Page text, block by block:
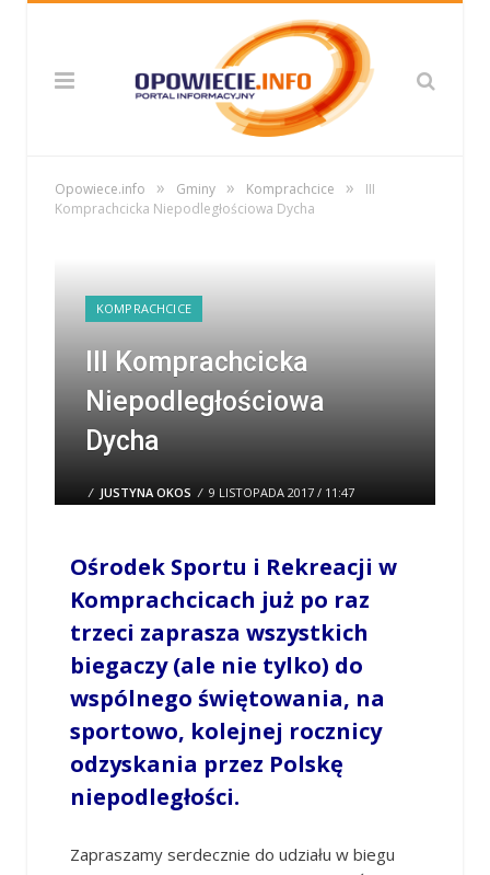
Opowiece.info » Gminy » Komprachcice »
III
Komprachcicka Niepodległościowa Dycha
KOMPRACHCICE
III Komprachcicka
Niepodległościowa
Dycha
/ JUSTYNA OKOS / 9 LISTOPADA 2017 / 11:47
0 COMMENTS
Ośrodek Sportu i Rekreacji w
Komprachcicach już po raz
trzeci zaprasza wszystkich
biegaczy (ale nie tylko) do
wspólnego świętowania, na
sportowo, kolejnej rocznicy
odzyskania przez Polskę
niepodległości.
Zapraszamy serdecznie do udziału w biegu